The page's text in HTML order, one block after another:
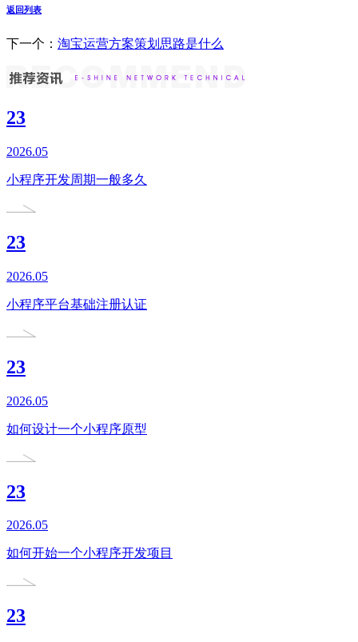
返回列表
下一个： 淘宝运营方案策划思路是什么
23
2026.05
小程序开发周期一般多久
23
2026.05
小程序平台基础注册认证
23
2026.05
如何设计一个小程序原型
23
2026.05
如何开始一个小程序开发项目
23